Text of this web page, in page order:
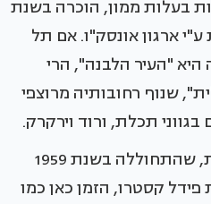
בעלות ממון, הוכרה בשנת
ע"י ארגון אונסק"ו. אם תל
"העיר הלבנה", הרי
שנוף רחובותיה מרוצפי
תכלת, ורוד וירקרק.
מאז המהפכה הקומוניסטית, שהתחוללה בשנת 1959
קסטרו, הזמן כאן כמו